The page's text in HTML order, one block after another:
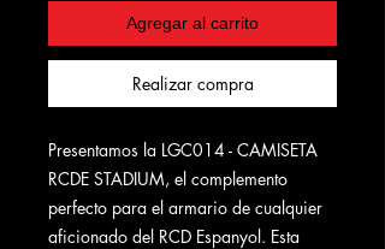
Agregar al carrito
Realizar compra
Presentamos la LGC014 - CAMISETA
RCDE STADIUM, el complemento
perfecto para el armario de cualquier
aficionado del RCD Espanyol. Esta